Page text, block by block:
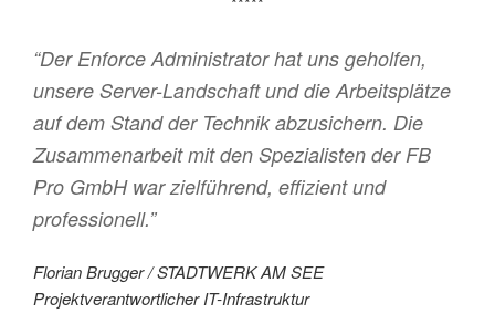
“Der Enforce Administrator hat uns geholfen,
unsere Server-Landschaft und die Arbeitsplätze
auf dem Stand der Technik abzusichern. Die
Zusammenarbeit mit den Spezialisten der FB
Pro GmbH war zielführend, effizient und
professionell.”
Florian Brugger / STADTWERK AM SEE
Projektverantwortlicher IT-Infrastruktur